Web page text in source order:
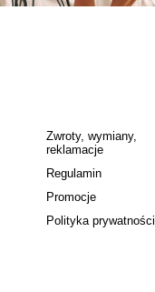
Zwroty, wymiany,
reklamacje
Regulamin
Promocje
Polityka prywatności